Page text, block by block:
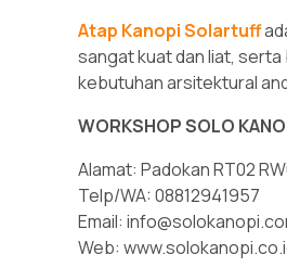
Atap Kanopi Solartuff
sangat kuat dan liat,
kebutuhan arsitektural
WORKSHOP SOLO
Alamat: Padokan RT02
Telp/WA: 08812941957
Email:
Web: